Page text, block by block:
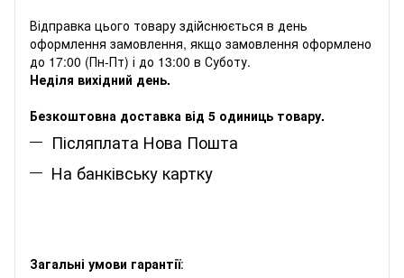
Відправка цього товару здійснюється в день
оформлення замовлення, якщо замовлення оформлено
до 17:00 (Пн-Пт) і до 13:00 в Суботу.
Неділя вихідний день.
Безкоштовна доставка від 5 одиниць товару.
Післяплата Нова Пошта
На банківську картку
Загальні умови гарантії: